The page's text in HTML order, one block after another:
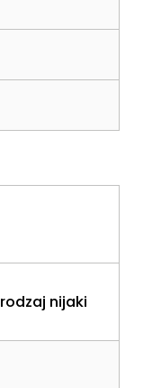
rodzaj nijaki